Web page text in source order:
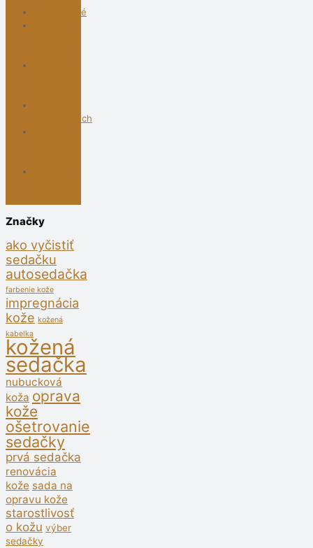
Nezaradené
automobiloch
Značky
ako vyčistiť
sedačku
autosedačka
farbenie kože
impregnácia
kože kožená
kabelka
kožená
sedačka
nubucková
koža oprava
kože
ošetrovanie
sedačky
prvá sedačka
renovácia
kože sada na
opravu kože
starostlivosť
o kožu výber
sedačky